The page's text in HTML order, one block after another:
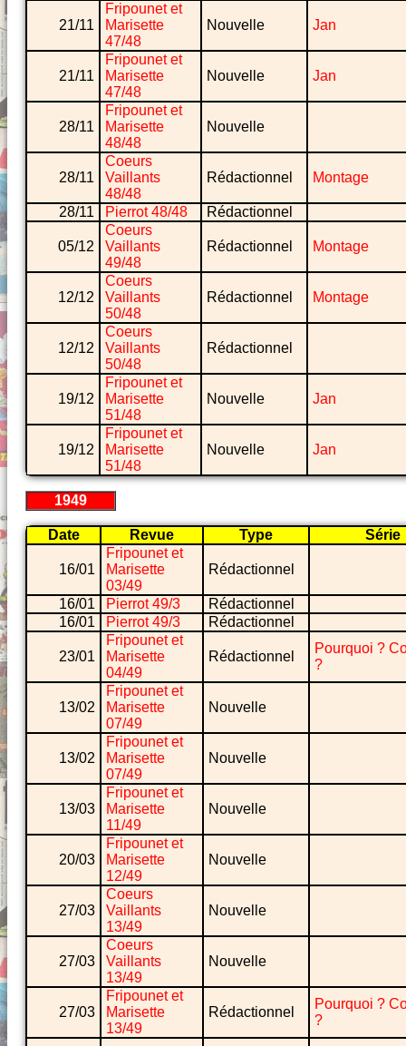
21/11
Fripounet et
Marisette
47/48
Nouvelle Jan
21/11
Fripounet et
Marisette
47/48
Nouvelle Jan
28/11
Fripounet et
Marisette
48/48
Nouvelle
28/11
Coeurs
Vaillants
48/48
Rédactionnel Montage
28/11 Pierrot 48/48 Rédactionnel
05/12
Coeurs
Vaillants
49/48
Rédactionnel Montage
12/12
Coeurs
Vaillants
50/48
Rédactionnel Montage
12/12
Coeurs
Vaillants
50/48
Rédactionnel
19/12
Fripounet et
Marisette
51/48
Nouvelle Jan
19/12
Fripounet et
Marisette
51/48
Nouvelle Jan
1949
Date Revue Type Série
16/01
Fripounet et
Marisette
03/49
Rédactionnel
16/01 Pierrot 49/3
Rédactionnel
16/01
Pierrot 49/3 Rédactionnel
23/01
Fripounet et
Marisette
04/49
Rédactionnel
Pourquoi ?
?
13/02
Fripounet et
Marisette
07/49
Nouvelle
13/02
Fripounet et
Marisette
07/49
Nouvelle
13/03
Fripounet et
Marisette
11/49
Nouvelle
20/03
Fripounet et
Marisette
12/49
Nouvelle
27/03
Coeurs
Vaillants
13/49
Nouvelle
27/03
Coeurs
Vaillants
13/49
Nouvelle
27/03
Fripounet et
Marisette
13/49
Rédactionnel
Pourquoi ?
?